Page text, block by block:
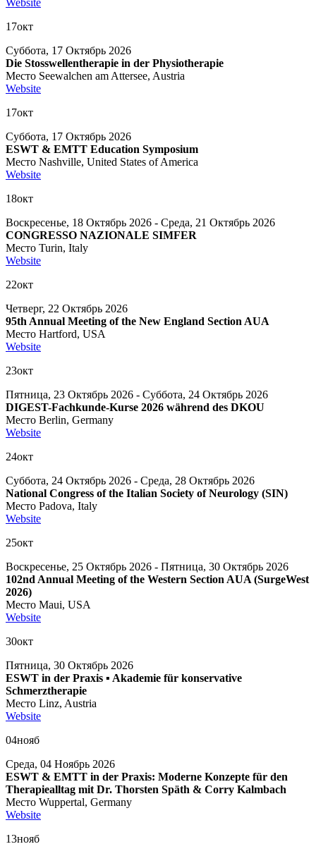
Website
17окт
Суббота, 17 Октябрь 2026
Die Stosswellentherapie in der Physiotherapie
Место Seewalchen am Attersee, Austria
Website
17окт
Суббота, 17 Октябрь 2026
ESWT & EMTT Education Symposium
Место Nashville, United States of America
Website
18окт
Воскресенье, 18 Октябрь 2026 - Среда, 21 Октябрь 2026
CONGRESSO NAZIONALE SIMFER
Место Turin, Italy
Website
22окт
Четверг, 22 Октябрь 2026
95th Annual Meeting of the New England Section AUA
Место Hartford, USA
Website
23окт
Пятница, 23 Октябрь 2026 - Суббота, 24 Октябрь 2026
DIGEST-Fachkunde-Kurse 2026 während des DKOU
Место Berlin, Germany
Website
24окт
Суббота, 24 Октябрь 2026 - Среда, 28 Октябрь 2026
National Congress of the Italian Society of Neurology (SIN)
Место Padova, Italy
Website
25окт
Воскресенье, 25 Октябрь 2026 - Пятница, 30 Октябрь 2026
102nd Annual Meeting of the Western Section AUA (SurgeWest
2026)
Место Maui, USA
Website
30окт
Пятница, 30 Октябрь 2026
ESWT in der Praxis ▪ Akademie für konservative
Schmerztherapie
Место Linz, Austria
Website
04нояб
Среда, 04 Ноябрь 2026
ESWT & EMTT in der Praxis: Moderne Konzepte für den
Therapiealltag mit Dr. Thorsten Späth & Corry Kalmbach
Место Wuppertal, Germany
Website
13нояб